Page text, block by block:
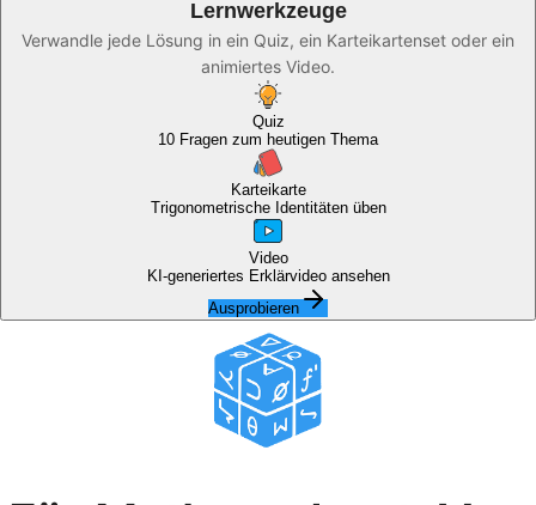
Lernwerkzeuge
Verwandle jede Lösung in ein Quiz, ein Karteikartenset oder ein
animiertes Video.
Quiz
10 Fragen zum heutigen Thema
Karteikarte
Trigonometrische Identitäten üben
Video
KI-generiertes Erklärvideo ansehen
Ausprobieren